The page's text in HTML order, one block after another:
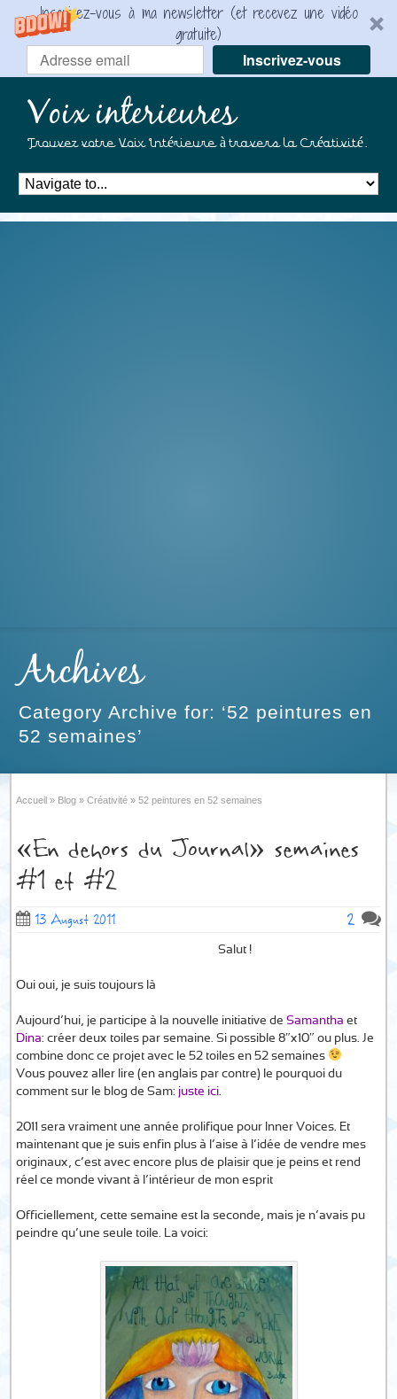
Inscrivez-vous à ma newsletter (et recevez une vidéo
gratuite)
Inscrivez-vous
Voix interieures
Trouvez votre Voix Intérieure à travers la Créativité.
Archives
Category Archive for: ‘52 peintures en
52 semaines’
Accueil » Blog » Créativité » 52 peintures en 52 semaines
«En dehors du Journal» semaines
#1 et #2
13 August 2011 2
Salut !
Oui oui, je suis toujours là…
Aujourd’hui, je participe à la nouvelle initiative deSamantha et
Dina: créer deux toiles par semaine. Si possible 8″x10″ ou plus. Je
combine donc ce projet avec le 52 toiles en 52 semaines
Vous pouvez aller lire (en anglais par contre) le pourquoi du
comment sur le blog de Sam: juste ici.
2011 sera vraiment une année prolifique pour Inner Voices. Et
maintenant que je suis enfin plus à l’aise à l’idée de vendre mes
originaux, c’est avec encore plus de plaisir que je peins et rend
réel ce monde vivant à l’intérieur de mon esprit…
Officiellement, cette semaine est la seconde, mais je n’avais pu
peindre qu’une seule toile. La voici: